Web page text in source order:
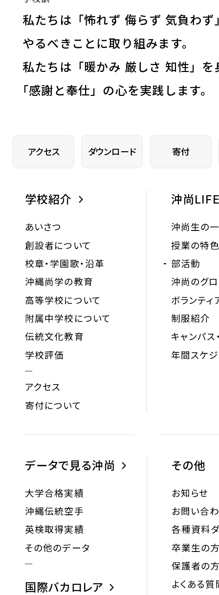
私たちは「怖れず 侮らず 気負わず
やるべきことに取り組みます。
私たちは「暖かみ 厳しさ 知性」を
「感謝と奉仕」の心を実践します。
アクセス ダウンロード 寄付
学校紹介
あいさつ
創設者について
校章・学園歌・沿革
沖縄尚学の教育
高等学校について
附属中学校について
伝統文化教育
学校評価
アクセス
寄付について
沖尚
沖尚生の
授業の特
部活動
沖尚のグ
ボランティ
制服紹介
キャンパス
年間スケ
データで見る沖尚
大学合格実績
沖縄伝統空手
英検取得実績
その他のデータ
国際バカロレア
その他
お知らせ
お問い合
各種資料
卒業生の
保護者の
よくある質